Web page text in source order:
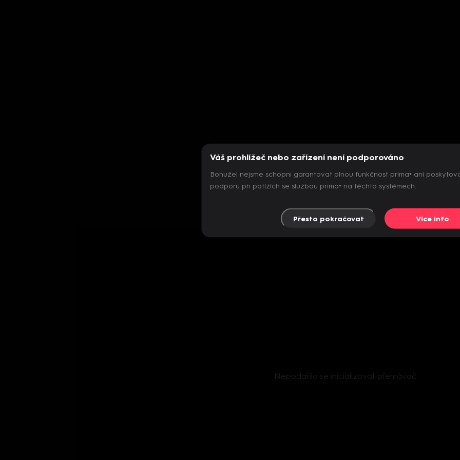
Nepodařilo se inicializovat přehrávač
Váš prohlížeč nebo zařízení není podporováno
Bohužel nejsme schopni garantovat plnou funkčnost prima+ ani
podporu při potížích se službou prima+ na těchto systémech.
Přesto pokračovat Více info